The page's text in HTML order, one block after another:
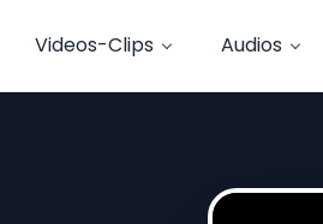
Videos-Clips Audios